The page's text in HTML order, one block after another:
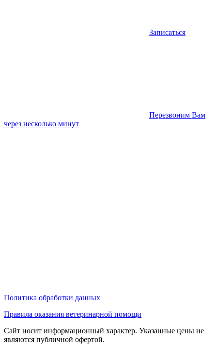
Записаться
Перезвоним Вам
через несколько минут
Политика обработки данных
Правила оказания ветеринарной помощи
Сайт носит информационный характер. Указанные цены не
являются публичной офертой.